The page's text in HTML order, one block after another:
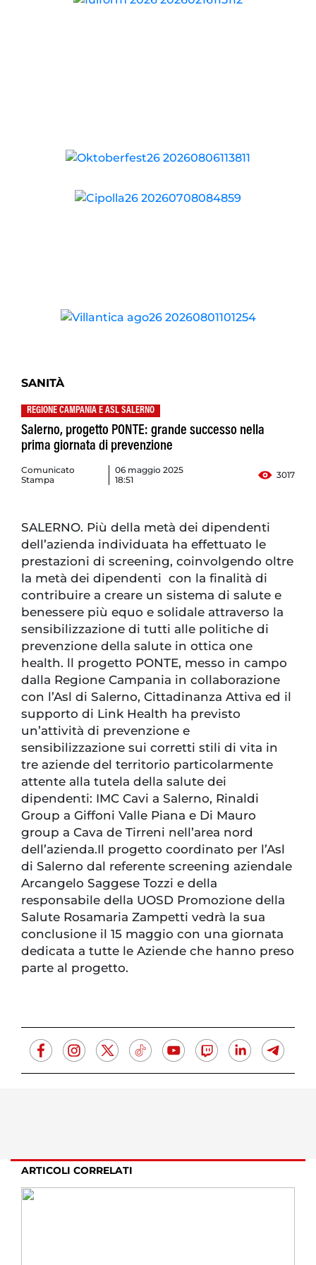
SANITÀ
REGIONE CAMPANIA E ASL SALERNO
Salerno, progetto PONTE: grande successo nella
prima giornata di prevenzione
Comunicato
Stampa
06 maggio 2025
18:51
3017
SALERNO. Più della metà dei dipendenti
dell’azienda individuata ha effettuato le
prestazioni di screening, coinvolgendo oltre
la metà dei dipendenti con la finalità di
contribuire a creare un sistema di salute e
benessere più equo e solidale attraverso la
sensibilizzazione di tutti alle politiche di
prevenzione della salute in ottica one
health. ll progetto PONTE, messo in campo
dalla Regione Campania in collaborazione
con l’Asl di Salerno, Cittadinanza Attiva ed il
supporto di Link Health ha previsto
un’attività di prevenzione e
sensibilizzazione sui corretti stili di vita in
tre aziende del territorio particolarmente
attente alla tutela della salute dei
dipendenti: IMC Cavi a Salerno, Rinaldi
Group a Giffoni Valle Piana e Di Mauro
group a Cava de Tirreni nell’area nord
dell’azienda.Il progetto coordinato per l’Asl
di Salerno dal referente screening aziendale
Arcangelo Saggese Tozzi e della
responsabile della UOSD Promozione della
Salute Rosamaria Zampetti vedrà la sua
conclusione il 15 maggio con una giornata
dedicata a tutte le Aziende che hanno preso
parte al progetto.
ARTICOLI CORRELATI